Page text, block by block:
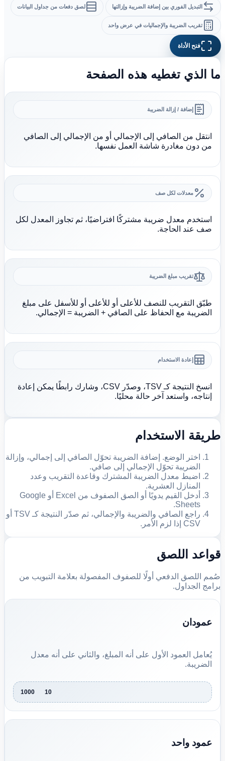
التبديل الفوري بين إضافة الضريبة وإزالتها لصق دفعات من جداول البيانات
تقريب الضريبة والإجماليات في عرض واحد
فتح الأداة
ما الذي تغطيه هذه الصفحة
إضافة / إزالة الضريبة
انتقل من الصافي إلى الإجمالي أو من الإجمالي إلى الصافي
من دون مغادرة شاشة العمل نفسها.
معدلات لكل صف
استخدم معدل ضريبة مشتركًا افتراضيًا، ثم تجاوز المعدل لكل
صف عند الحاجة.
تقريب مبلغ الضريبة
طبّق التقريب للنصف للأعلى أو للأعلى أو للأسفل على مبلغ
الضريبة مع الحفاظ على الصافي + الضريبة = الإجمالي.
إعادة الاستخدام
انسخ النتيجة كـ TSV، وصدّر CSV، وشارك رابطًا يمكن إعادة
إنتاجه، واستعد آخر حالة محليًا.
طريقة الاستخدام
اختر الوضع. إضافة الضريبة تحوّل الصافي إلى إجمالي، وإزالة
الضريبة تحوّل الإجمالي إلى صافي.
اضبط معدل الضريبة المشترك وقاعدة التقريب وعدد
المنازل العشرية.
أدخل القيم يدويًا أو الصق الصفوف من Excel أو Google
Sheets.
راجع الصافي والضريبة والإجمالي، ثم صدّر النتيجة كـ TSV أو
CSV إذا لزم الأمر.
قواعد اللصق
صُمم اللصق الدفعي أولًا للصفوف المفصولة بعلامة التبويب من
برامج الجداول.
عمودان
يُعامل العمود الأول على أنه المبلغ، والثاني على أنه معدل
الضريبة.
1000	10
عمود واحد